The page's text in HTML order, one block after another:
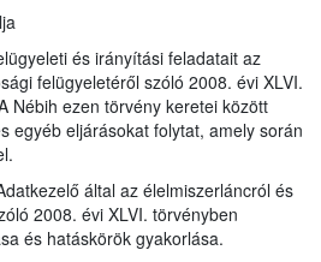
és irányítási feladatait az
felügyeletéről szóló 2008. évi XLVI.
Nébih ezen törvény keretei között
egyéb eljárásokat folytat, amely során
által az élelmiszerláncról és
2008. évi XLVI. törvényben
és hatáskörök gyakorlása.